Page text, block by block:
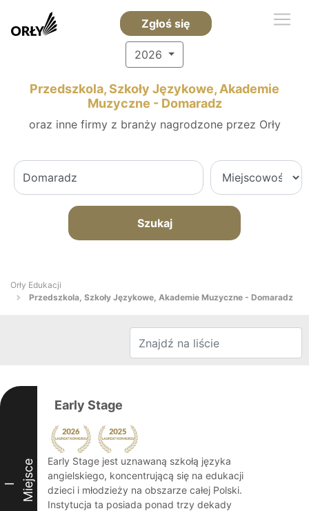
Zgłoś się
2026
Przedszkola, Szkoły Językowe, Akademie
Muzyczne - Domaradz
oraz inne firmy z branży nagrodzone przez Orły
Szukaj
Orły Edukacji
Przedszkola, Szkoły Językowe, Akademie Muzyczne - Domaradz
I Miejsce
Early Stage
Early Stage jest uznawaną szkołą języka
angielskiego, koncentrującą się na edukacji
dzieci i młodzieży na obszarze całej Polski.
Instytucja ta posiada ponad trzy dekady